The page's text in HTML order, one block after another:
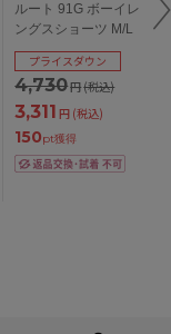
ルート 91G ボーイレ
ングスショーツ M/L
4,730円(税込)
プライスダウン
3,311 円 (税込)
150pt獲得